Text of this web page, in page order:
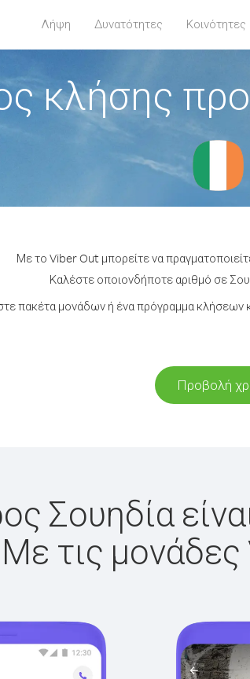
Λήψη Δυνατότητες Κοινότητες
κλήσης
Με το Viber Out μπορείτε να
Καλέστε οποιονδήποτε αριθμό σε
πακέτα μονάδων ή ένα πρόγραμμα κλήσεων
Προβολή
Σουηδία
Με τις